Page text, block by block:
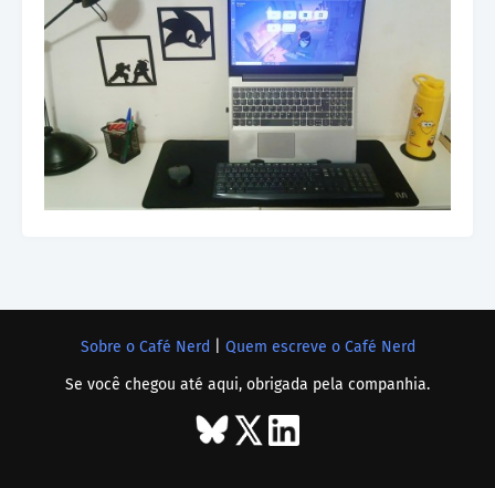
Sobre o Café Nerd
Quem escreve o Café Nerd
Se você chegou até aqui, obrigada pela companhia.